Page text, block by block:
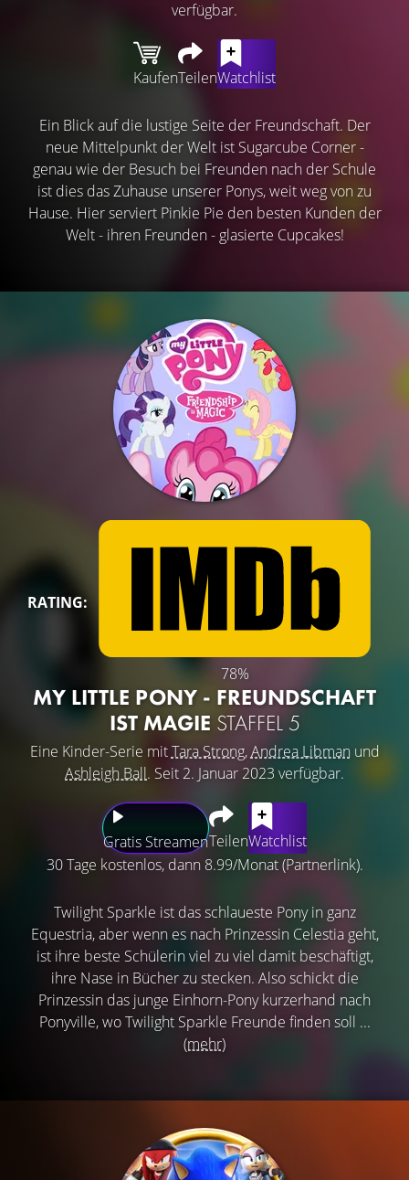
verfügbar.
KaufenTeilenWatchlist
Ein Blick auf die lustige Seite der Freundschaft. Der
neue Mittelpunkt der Welt ist Sugarcube Corner -
genau wie der Besuch bei Freunden nach der Schule
ist dies das Zuhause unserer Ponys, weit weg von zu
Hause. Hier serviert Pinkie Pie den besten Kunden der
Welt - ihren Freunden - glasierte Cupcakes!
RATING:
78%
MY LITTLE PONY - FREUNDSCHAFT
IST MAGIE STAFFEL 5
Eine Kinder-Serie mitTara Strong,Andrea Libmanund
Ashleigh Ball. Seit 2. Januar 2023 verfügbar.
Gratis StreamenTeilenWatchlist
30 Tage kostenlos, dann 8.99/Monat (Partnerlink).
Twilight Sparkle ist das schlaueste Pony in ganz
Equestria, aber wenn es nach Prinzessin Celestia geht,
ist ihre beste Schülerin viel zu viel damit beschäftigt,
ihre Nase in Bücher zu stecken. Also schickt die
Prinzessin das junge Einhorn-Pony kurzerhand nach
Ponyville, wo Twilight Sparkle Freunde finden soll ...
(mehr)